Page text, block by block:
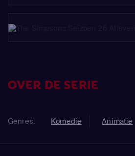
OVER DE SERIE
Genres: Komedie Animatie